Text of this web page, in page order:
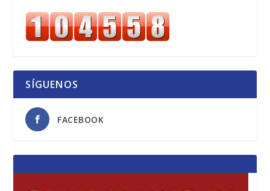
SÍGUENOS
FACEBOOK